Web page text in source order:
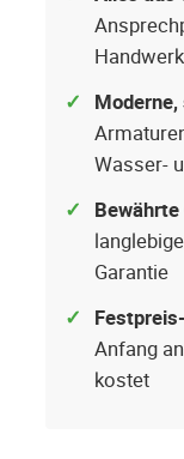
Wasser-
Garantie
Anfang
kostet